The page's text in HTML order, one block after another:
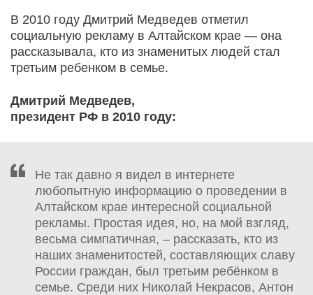
В 2010 году Дмитрий Медведев отметил
социальную рекламу в Алтайском крае — она
рассказывала, кто из знаменитых людей стал
третьим ребенком в семье.
Дмитрий Медведев,
президент РФ в 2010 году:
Не так давно я видел в интернете
любопытную информацию о проведении в
Алтайском крае интересной социальной
рекламы. Простая идея, но, на мой взгляд,
весьма симпатичная, – рассказать, кто из
наших знаменитостей, составляющих славу
России граждан, был третьим ребёнком в
семье. Среди них Николай Некрасов, Антон